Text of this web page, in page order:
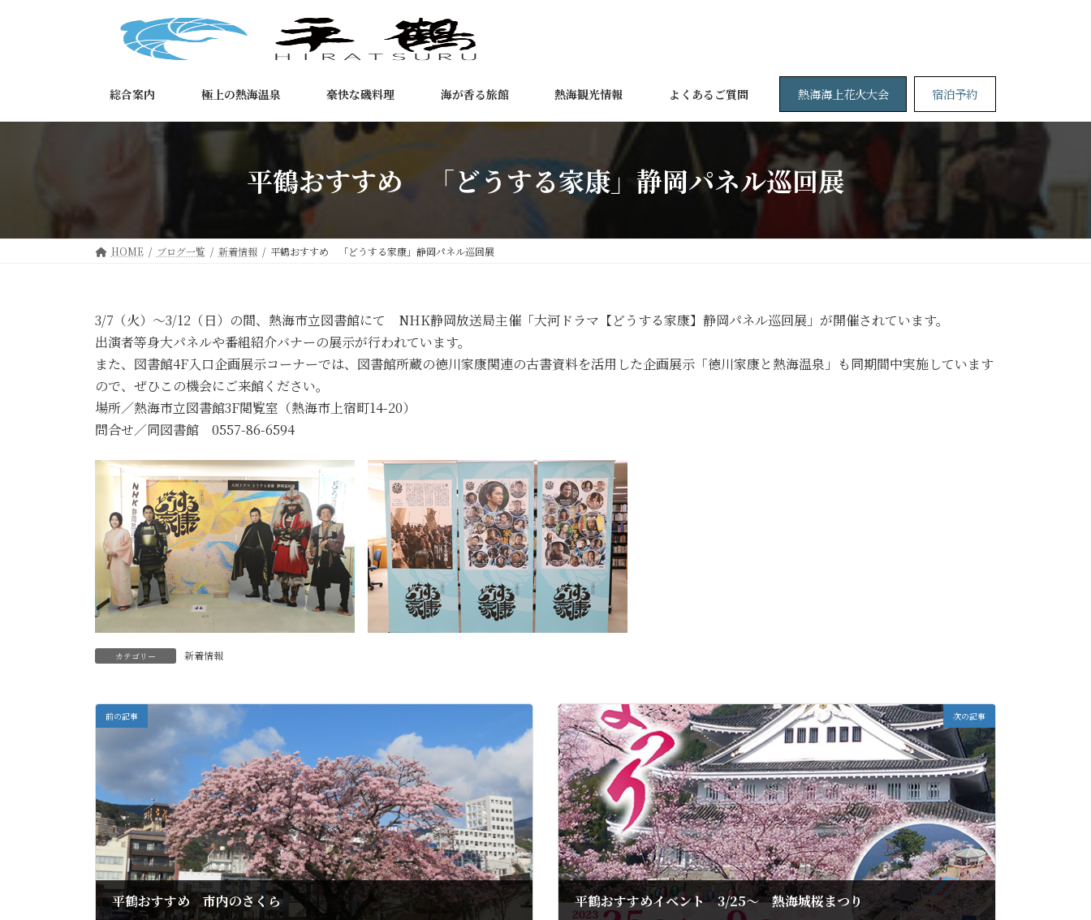
ス
ン
総合案内 極上の熱海温泉 豪快な磯料理 海が香る旅館 熱海観光情報 よくあるご質問 熱海海上花火大会 宿泊予約
平鶴おすすめ 「どうする家康」静岡パネル巡回展
HOME ブログ一覧 新着情報 平鶴おすすめ 「どうする家康」静岡パネル巡回展
3/7（火）～3/12（日）の間、熱海市立図書館にて NHK静岡放送局主催「大河ドラマ【どうする家康】静岡パネル巡回展」が開催されています。
出演者等身大パネルや番組紹介バナーの展示が行われています。
また、図書館4F入口企画展示コーナーでは、図書館所蔵の徳川家康関連の古書資料を活用した企画展示「徳川家康と熱海温泉」も同期間中実施しています
ので、ぜひこの機会にご来館ください。
場所／熱海市立図書館3F閲覧室（熱海市上宿町14-20）
問合せ／同図書館 0557-86-6594
カテゴリー 新着情報
前の記事
平鶴おすすめ 市内のさくら
次の記事
平鶴おすすめイベント 3/25～ 熱海城桜まつり